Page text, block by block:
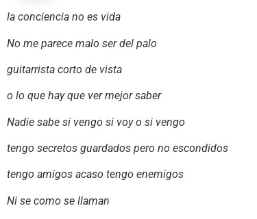
la conciencia no es vida
No me parece malo ser del palo
guitarrista corto de vista
o lo que hay que ver mejor saber
Nadie sabe si vengo si voy o si vengo
tengo secretos guardados pero no escondidos
tengo amigos acaso tengo enemigos
Ni se como se llaman